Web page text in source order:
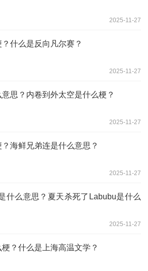
2025-11-27
什么是反向凡尔赛？
2025-11-27
思？内卷到外太空是什么梗？
2025-11-27
海鲜兄弟连是什么意思？
2025-11-27
什么意思？夏天杀死了Labubu是什么
2025-11-27
梗？什么是上海高温文学？